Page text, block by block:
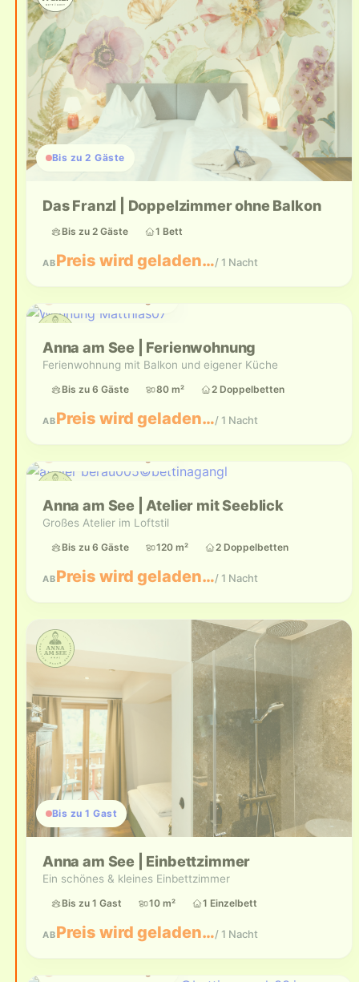
Bis zu 2 Gäste
Das Franzl | Doppelzimmer ohne Balkon
Bis zu 2 Gäste 1 Bett
ABPreis wird geladen…/ 1 Nacht
Anna am See | Ferienwohnung
Ferienwohnung mit Balkon und eigener Küche
Bis zu 6 Gäste 80 m² 2 Doppelbetten
ABPreis wird geladen…/ 1 Nacht
Anna am See | Atelier mit Seeblick
Großes Atelier im Loftstil
Bis zu 6 Gäste 120 m² 2 Doppelbetten
ABPreis wird geladen…/ 1 Nacht
Bis zu 1 Gast
Anna am See | Einbettzimmer
Ein schönes & kleines Einbettzimmer
Bis zu 1 Gast 10 m² 1 Einzelbett
ABPreis wird geladen…/ 1 Nacht